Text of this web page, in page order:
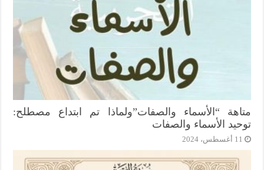
متاهة “الأسماء والصفات”ولماذا تم ابتداع مصطلح:
توحيد الأسماء والصفات
11 أغسطس، 2024